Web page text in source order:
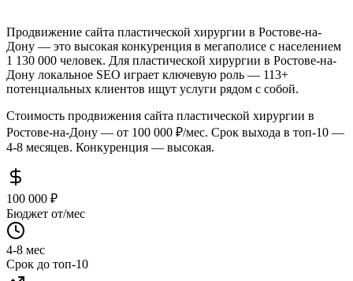
Продвижение сайта пластической хирургии в Ростове-на-
Дону — это высокая конкуренция в мегаполисе с населением
1 130 000 человек. Для пластической хирургии в Ростове-на-
Дону локальное SEO играет ключевую роль — 113+
потенциальных клиентов ищут услуги рядом с собой.
Стоимость продвижения сайта пластической хирургии в
Ростове-на-Дону — от 100 000 ₽/мес. Срок выхода в топ-10 —
4-8 месяцев. Конкуренция — высокая.
100 000 ₽
Бюджет от/мес
4-8 мес
Срок до топ-10